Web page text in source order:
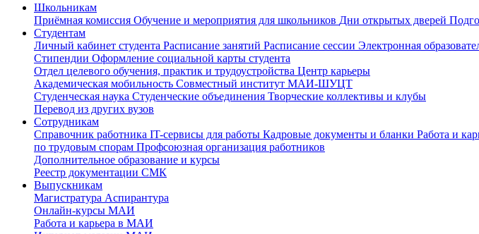
Школьникам
Приёмная комиссия Обучение и мероприятия для школьников Дни открытых дверей
Студентам
Личный кабинет студента Расписание занятий Расписание сессии Электронная
Стипендии Оформление социальной карты студента
Отдел целевого обучения, практик и трудоустройства Центр карьеры
Академическая мобильность Совместный институт МАИ-ШУЦТ
Студенческая наука Студенческие объединения Творческие коллективы и клубы
Перевод из других вузов
Сотрудникам
Cправочник работника IT-сервисы для работы Кадровые документы и бланки Работа и
по трудовым спорам Профсоюзная организация работников
Дополнительное образование и курсы
Реестр документации СМК
Выпускникам
Магистратура Аспирантура
Онлайн-курсы МАИ
Работа и карьера в МАИ